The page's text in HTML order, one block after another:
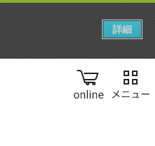
online
詳細